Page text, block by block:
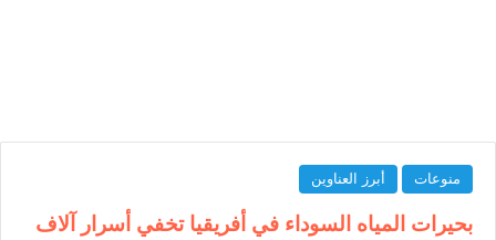
منوعات أبرز العناوين
بحيرات المياه السوداء في أفريقيا تخفي أسرار آلاف